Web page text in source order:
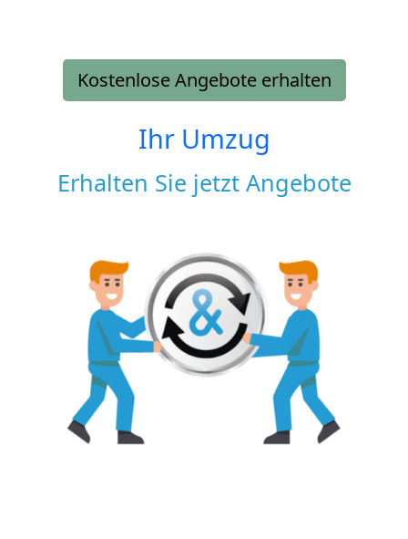
Kostenlose Angebote erhalten
Ihr Umzug
Erhalten Sie jetzt Angebote